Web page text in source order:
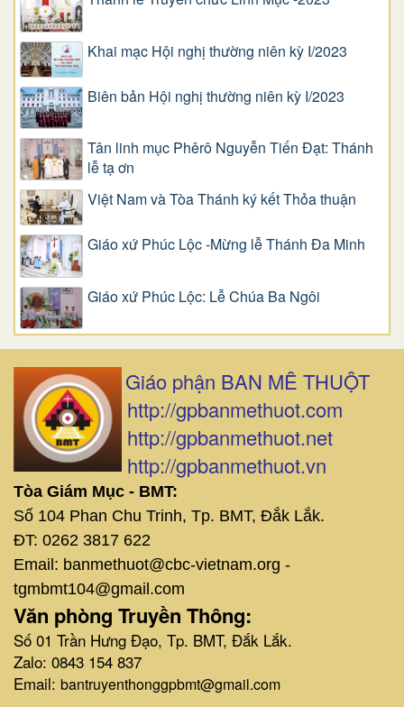
Khai mạc Hội nghị thường niên kỳ I/2023
Biên bản Hội nghị thường niên kỳ I/2023
Tân linh mục Phêrô Nguyễn Tiến Đạt: Thánh
lễ tạ ơn
Việt Nam và Tòa Thánh ký kết Thỏa thuận
Giáo xứ Phúc Lộc -Mừng lễ Thánh Đa Minh
Giáo xứ Phúc Lộc: Lễ Chúa Ba Ngôi
Giáo phận BAN MÊ THUỘT
http://gpbanmethuot.com
http://gpbanmethuot.net
http://gpbanmethuot.vn
Tòa Giám Mục - BMT:
Số 104 Phan Chu Trinh, Tp. BMT, Đắk Lắk.
ĐT: 0262 3817 622
Email: banmethuot@cbc-vietnam.org -
tgmbmt104@gmail.com
Văn phòng Truyền Thông:
Số 01 Trần Hưng Đạo, Tp. BMT, Đắk Lắk.
Zalo: 0843 154 837
Email: bantruyenthonggpbmt@gmail.com